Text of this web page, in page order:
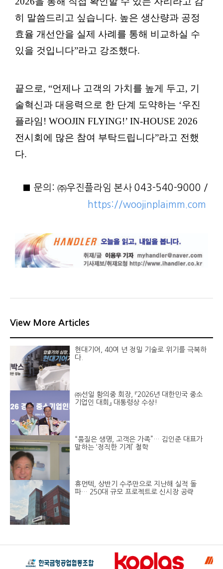
히 말씀드리고 싶습니다. 높은 생산량과 공정
효율 개선안을 실제 사례를 통해 비교하실 수
있을 것입니다”라고 강조했다.
끝으로, “언제나 고객의 가치를 높게 두고, 기
술혁신과 대응력으로 한 단계 도약하는 ‘우진
플라임! WOOJIN FLYING!’ IN-HOUSE 2026
전시회에 많은 참여 부탁드립니다”라고 전했
다.
■ 문의: ㈜우진플라임 본사 043-540-9000 /
https://woojinplaimm.com
View More Articles
현대기어, 40여 년 정밀 기술로 위기를 극복하
다.
㈜선일 황의중 회장, 『2026년 대한민국 중소
기업인 대회』 대통령상 수상!
“품질은 생명, 고객은 가족”… 김인준 대표가
말하는 ‘정직한 기계’ 철학
휴먼텍, 상반기 수주만으로 지난해 실적 돌
파… 250대 규모 프로젝트로 신시장 공략